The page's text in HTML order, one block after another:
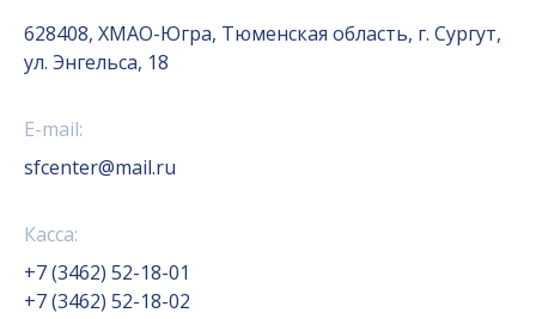
628408, ХМАО-Югра, Тюменская область, г. Сургут,
ул. Энгельса, 18
E-mail:
sfcenter@mail.ru
Касса:
+7 (3462) 52-18-01
+7 (3462) 52-18-02